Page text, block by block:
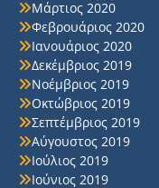
Μάρτιος 2020
Φεβρουάριος 2020
Ιανουάριος 2020
Δεκέμβριος 2019
Νοέμβριος 2019
Οκτώβριος 2019
Σεπτέμβριος 2019
Αύγουστος 2019
Ιούλιος 2019
Ιούνιος 2019